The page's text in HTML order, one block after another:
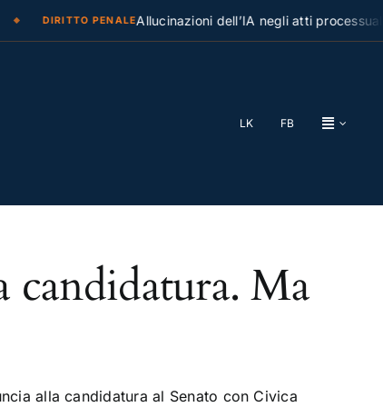
DIRITTO PENALEAllucinazioni dell’IA negli atti
LK FB
candidatura. Ma
alla candidatura al Senato con Civica